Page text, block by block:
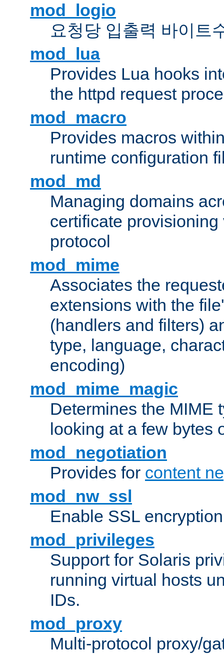
mod_logio
요청당 입출력 바이트
mod_lua
Provides Lua hooks
the httpd request
mod_macro
Provides macros
runtime configuration
mod_md
Managing domains
certificate provisioning
protocol
mod_mime
Associates the
extensions with the
(handlers and filters)
type, language,
encoding)
mod_mime_magic
Determines the MIME
looking at a few bytes
mod_negotiation
Provides for content
mod_nw_ssl
Enable SSL
mod_privileges
Support for Solaris
running virtual hosts
IDs.
mod_proxy
Multi-protocol proxy/